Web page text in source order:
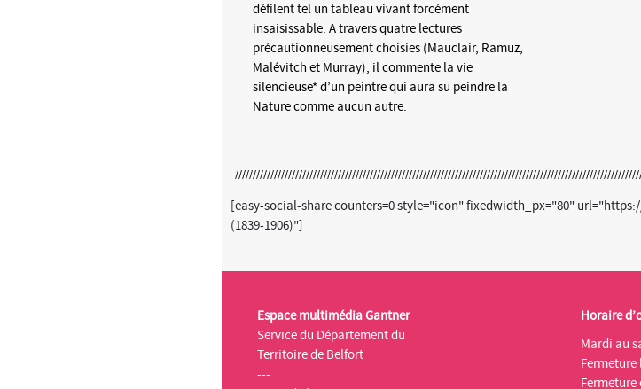
défilent tel un tableau vivant forcément
insaisissable. A travers quatre lectures
précautionneusement choisies (Mauclair, Ramuz,
Malévitch et Murray), il commente la vie
silencieuse* d’un peintre qui aura su peindre la
Nature comme aucun autre.
[easy-social-share counters=0 style="icon" fixedwidth_px="80"
(1839-1906)"]
Espace multimédia Gantner
Service du Département du
Territoire de Belfort
---
Horaire
Mardi au
Fermeture